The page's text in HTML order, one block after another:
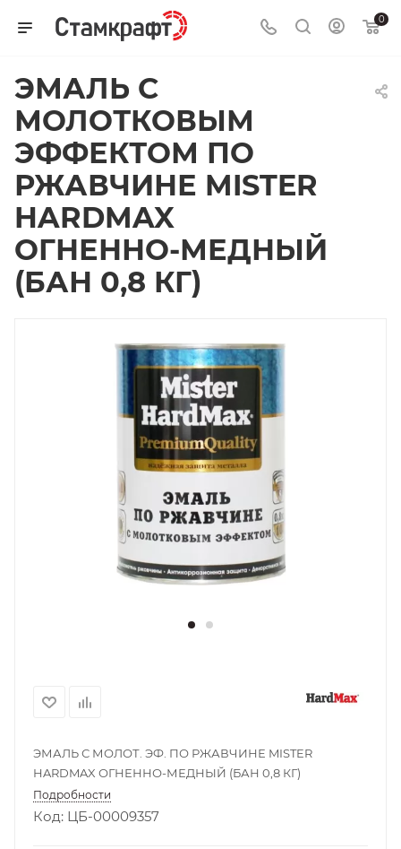
0
ЭМАЛЬ С
МОЛОТКОВЫМ
ЭФФЕКТОМ ПО
РЖАВЧИНЕ MISTER
HARDMAX
ОГНЕННО-МЕДНЫЙ
(БАН 0,8 КГ)
ЭМАЛЬ С МОЛОТ. ЭФ. ПО РЖАВЧИНЕ MISTER
HARDMAX ОГНЕННО-МЕДНЫЙ (БАН 0,8 КГ)
Подробности
Код: ЦБ-00009357